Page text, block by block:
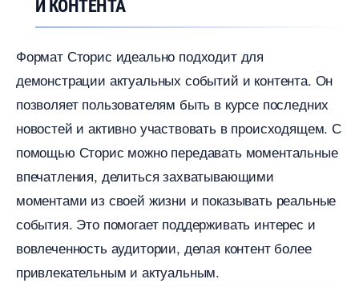
И КОНТЕНТА
Формат Сторис идеально подходит для
демонстрации актуальных событий и контента.​ Он
позволяет пользователям быть в курсе последних
новостей и активно участвовать в происходящем.​ С
помощью Сторис можно передавать моментальные
печатления, делиться захватывающими
моментами из своей жизни и показывать реальные
события.​ Это помогает поддерживать интерес и
овлеченность аудитории, делая контент более
привлекательным и актуальным.